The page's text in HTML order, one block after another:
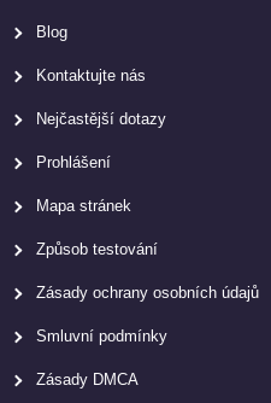
Blog
Kontaktujte nás
Nejčastější dotazy
Prohlášení
Mapa stránek
Způsob testování
Zásady ochrany osobních údajů
Smluvní podmínky
Zásady DMCA